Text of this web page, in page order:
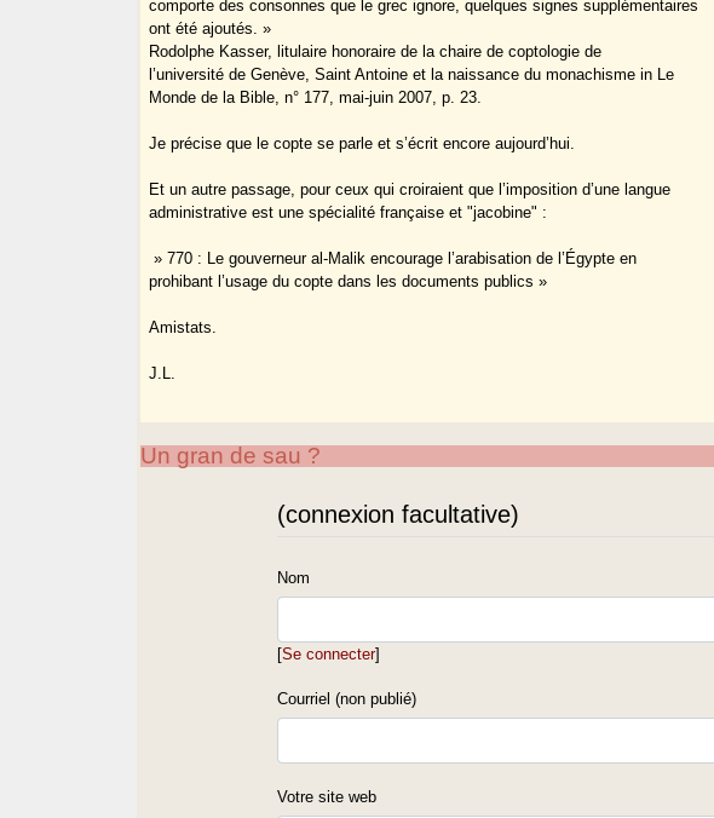
comporte des consonnes que le grec ignore, quelques signes supplémentaires
ont été ajoutés. »
Rodolphe Kasser, litulaire honoraire de la chaire de coptologie de
l’université de Genève, Saint Antoine et la naissance du monachisme in Le
Monde de la Bible, n° 177, mai-juin 2007, p. 23.
Je précise que le copte se parle et s’écrit encore aujourd’hui.
Et un autre passage, pour ceux qui croiraient que l’imposition d’une langue
administrative est une spécialité française et "jacobine" :
» 770 : Le gouverneur al-Malik encourage l’arabisation de l’Égypte en
prohibant l’usage du copte dans les documents publics »
Amistats.
J.L.
Un gran de sau ?
(connexion facultative)
Nom
[Se connecter]
Courriel (non publié)
Votre site web